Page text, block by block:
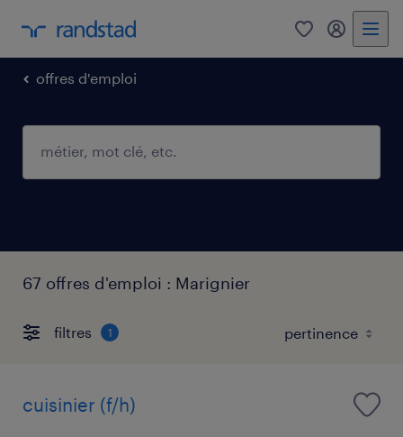
0 mon
offres d'emploi
67 offres d'emploi : Marignier
filtres 1
cuisinier (f/h)